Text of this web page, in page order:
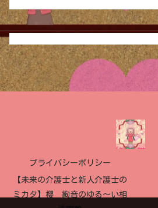
プライバシーポリシー
【未来の介護士と新人介護士の
ミカタ】櫻 絢音のゆる〜い相